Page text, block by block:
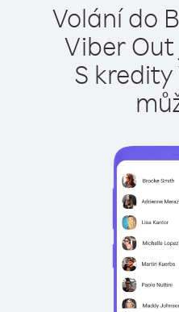
Volání do
Viber
S